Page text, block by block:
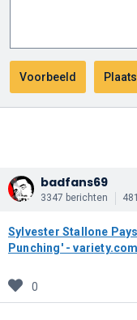
badfans69
3347 berichten
Sylvester Stallone
Punching' - variety.com
0